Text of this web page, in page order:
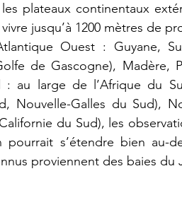
plateaux continentaux
jusqu’à 1200 mètres de
Ouest : Guyane,
de Gascogne), Madère,
: au large de l’Afrique du
Nouvelle-Galles du Sud),
du Sud), les
pourrait s’étendre bien au-
proviennent des baies du